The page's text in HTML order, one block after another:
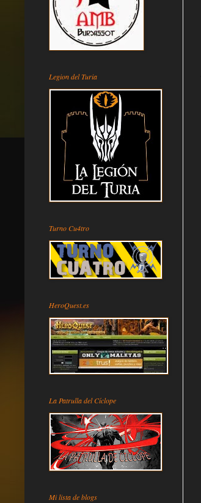
Legion del Turia
Turno Cu4tro
HeroQuest.es
La Patrulla del Cíclope
Mi lista de blogs